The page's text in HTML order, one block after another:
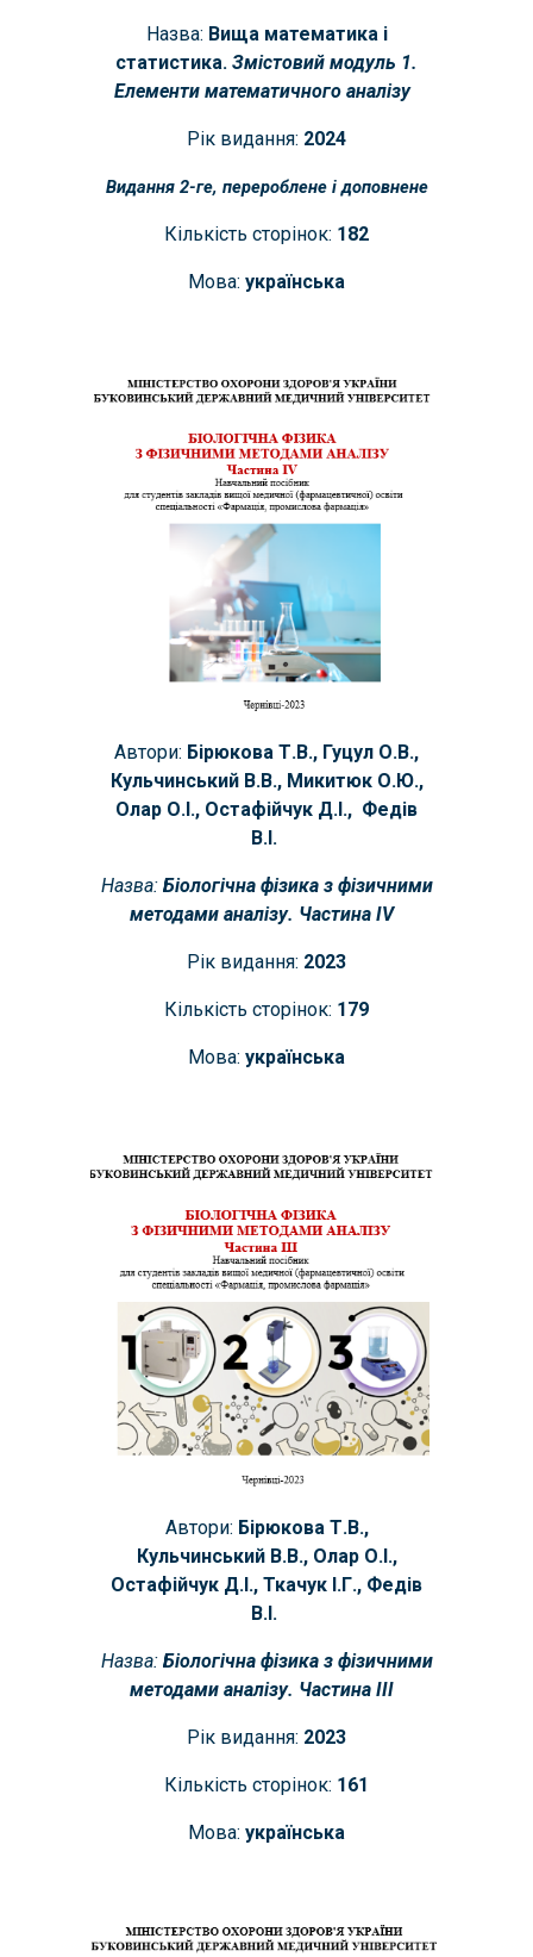
Назва: Вища математика і
статистика. Змістовий модуль 1.
Елементи математичного аналізу
Рік видання: 2024
Видання 2-ге, перероблене і доповнене
Кількість сторінок: 182
Мова: українська
Автори: Бірюкова Т.В., Гуцул О.В.,
Кульчинський В.В., Микитюк О.Ю.,
Олар О.І., Остафійчук Д.І., Федів
В.І.
Назва: Біологічна фізика з фізичними
методами аналізу. Частина ІV
Рік видання: 2023
Кількість сторінок: 179
Мова: українська
Автори: Бірюкова Т.В.,
Кульчинський В.В., Олар О.І.,
Остафійчук Д.І., Ткачук І.Г., Федів
В.І.
Назва: Біологічна фізика з фізичними
методами аналізу. Частина ІІІ
Рік видання: 2023
Кількість сторінок: 1 61
Мова: українська